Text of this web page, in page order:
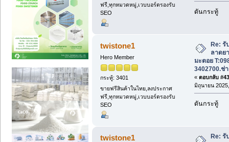
ฟรี,ทุกหมวดหมู่,เวบบอร์ดรองรับ
SEO
ดันกระทู้
twistone1
Hero Member
กระทู้: 3401
ขายฟรีสินค้าในไทย,ลงประกาศ
ฟรี,ทุกหมวดหมู่,เวบบอร์ดรองรับ
SEO
Re: รั
ลาดย
มะตอย
3402700.ช่
« ตอบกลับ
มิถุนายน
ดันกระทู้
twistone1
Re: รั